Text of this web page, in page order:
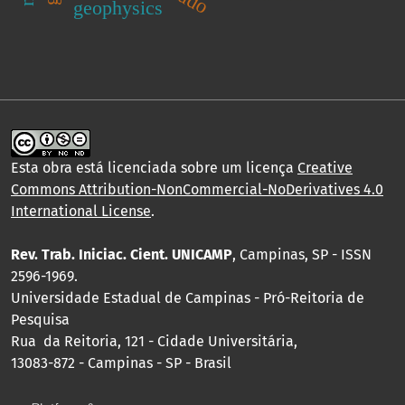
geophysics
Esta obra está licenciada sobre um licença Creative
Commons Attribution-NonCommercial-NoDerivatives 4.0
International License.
Rev. Trab. Iniciac. Cient. UNICAMP, Campinas, SP - ISSN
2596-1969.
Universidade Estadual de Campinas - Pró-Reitoria de
Pesquisa
Rua da Reitoria, 121 - Cidade Universitária,
13083-872 - Campinas - SP - Brasil